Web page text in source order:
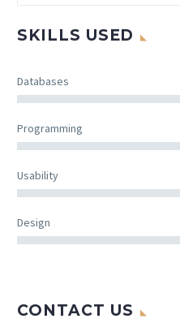
SKILLS USED
Databases
Programming
Usability
Design
CONTACT US